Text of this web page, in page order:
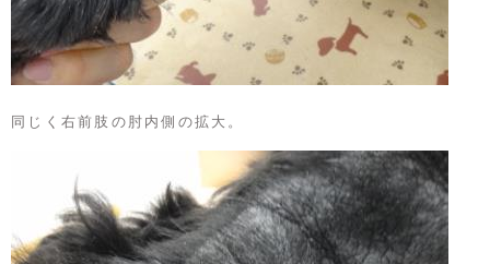
同じく右前肢の肘内側の拡大。